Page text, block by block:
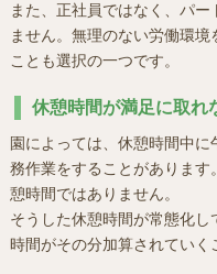
また、正社員ではなく、パ
ません。無理のない労働環
ことも選択の一つです。
休憩時間が満足に取れ
園によっては、休憩時間中
務作業をすることがありま
憩時間ではありません。
そうした休憩時間が常態化
時間がその分加算されていく